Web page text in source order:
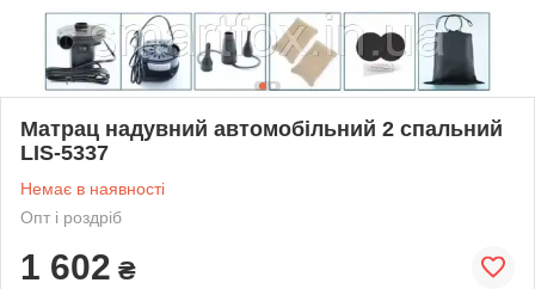
Матрац надувний автомобільний 2 спальний
LIS-5337
Немає в наявності
Опт і роздріб
1 602 ₴